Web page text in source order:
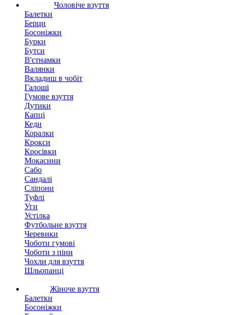
Чоловіче взуття
Балетки
Берци
Босоніжки
Бурки
Бутси
В'єтнамки
Валянки
Вкладиш в чобіт
Галоші
Гумове взуття
Дутики
Капці
Кеди
Коралки
Крокси
Кросівки
Мокасини
Сабо
Сандалі
Сліпони
Туфлі
Уги
Устілка
Футбольне взуття
Черевики
Чоботи гумові
Чоботи з піни
Чохли для взуття
Шльопанці
Жіноче взуття
Балетки
Босоніжки